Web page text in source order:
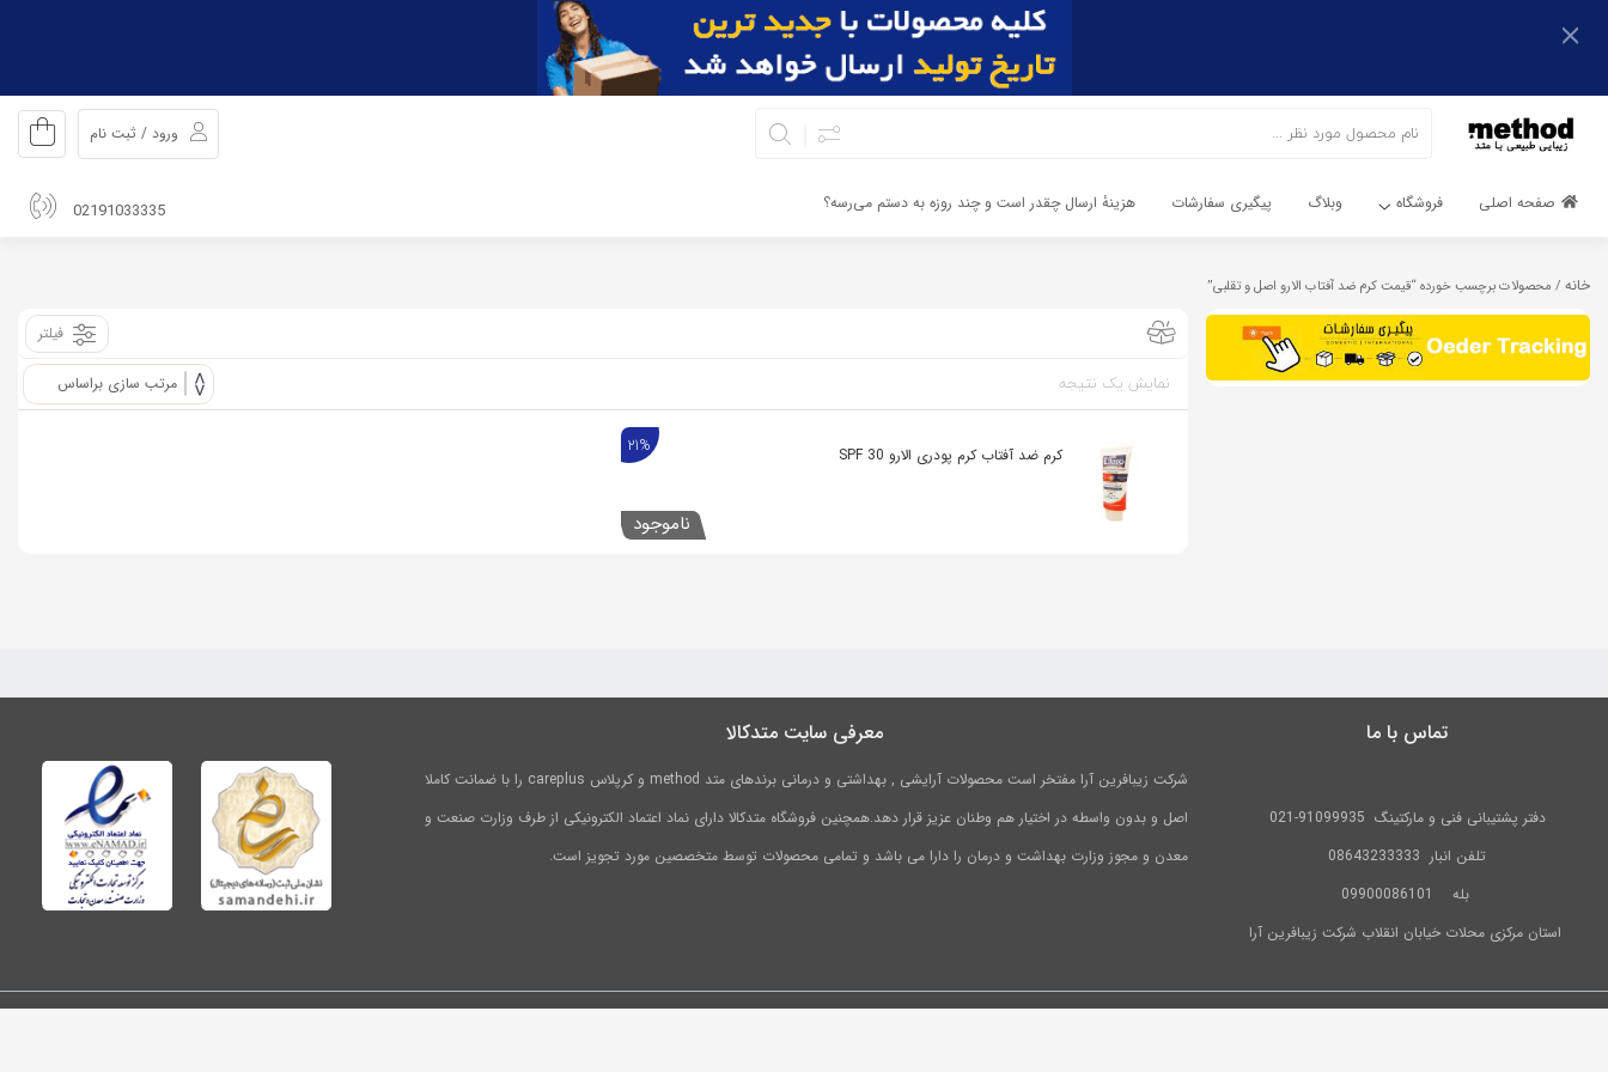
1
اشتراک گذاری
با استفاده از روش‌های زیر می‌توانید این صفحه را با دوستان خود
به اشتراک بگذارید.
ورود / ثبت نام
صفحه اصلی فروشگاه وبلاگ پیگیری سفارشات هزینهٔ ارسال چقدر است و چند روزه به دستم می‌رسه؟ 02191033335
خانه / محصولات برچسب خورده “قیمت کرم ضد آفتاب الارو اصل و تقلبی”
فیلتر
نمایش یک نتیجه
کرم ضد آفتاب کرم پودری الارو SPF 30
ناموجود
21%
تماس با ما
دفتر پشتیبانی فنی و مارکتینگ 91099935-021
تلفن انبار 08643233333
بله
09900086101
استان مرکزی محلات خیابان انقلاب شرکت زیبافرین آرا
معرفی سایت متدکالا
شرکت زیبافرین آرا مفتخر است محصولات آرایشی , بهداشتی و درمانی برندهای متد method و کرپلاس careplus را با ضمانت کاملا
اصل و بدون واسطه در اختیار هم وطنان عزیز قرار دهد.همچنین فروشگاه متدکالا دارای نماد اعتماد الکترونیکی از طرف وزارت صنعت و
معدن و مجوز وزارت بهداشت و درمان را دارا می باشد و تمامی محصولات توسط متخصصین مورد تجویز است.